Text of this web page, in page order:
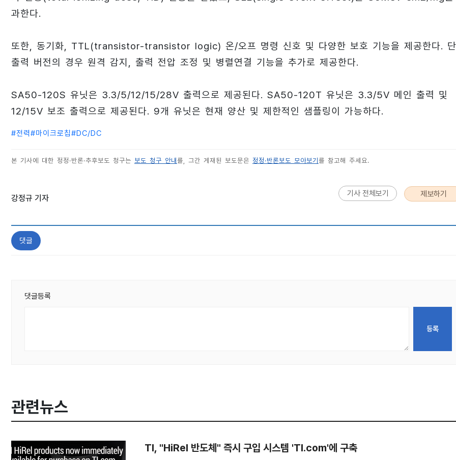
과한다.
또한, 동기화, TTL(transistor-transistor logic) 온/오프 명령 신호 및 다양한 보호 기능을 제공한다.
출력 버전의 경우 원격 감지, 출력 전압 조정 및 병렬연결 기능을 추가로 제공한다.
SA50-120S 유닛은 3.3/5/12/15/28V 출력으로 제공된다. SA50-120T 유닛은 3.3/5V 메인 출력 및
12/15V 보조 출력으로 제공된다. 9개 유닛은 현재 양산 및 제한적인 샘플링이 가능하다.
#전력#마이크로칩#DC/DC
본 기사에 대한 정정·반론·추후보도 청구는 보도 청구 안내 를, 그간 게재된 보도문은 정정·반론보도 모아보기 를 참고해 주세요.
강정규 기자 기사 전체보기 제보하기
댓글
댓글등록
관련뉴스
TI, "HiRel 반도체" 즉시 구입 시스템 'TI.com'에 구축